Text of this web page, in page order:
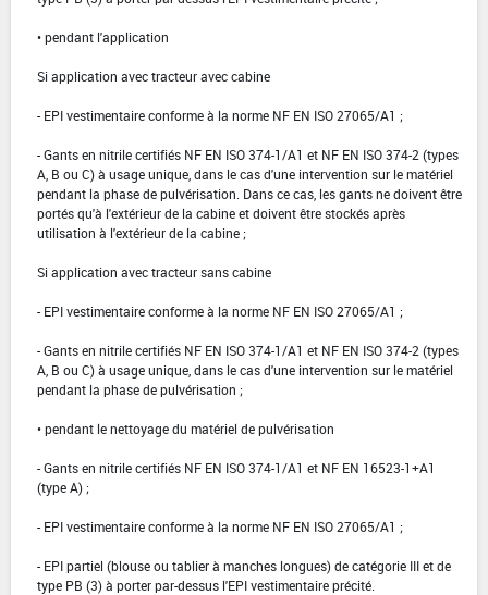
• pendant l'application
Si application avec tracteur avec cabine
- EPI vestimentaire conforme à la norme NF EN ISO 27065/A1 ;
- Gants en nitrile certifiés NF EN ISO 374-1/A1 et NF EN ISO 374-2 (types
A, B ou C) à usage unique, dans le cas d'une intervention sur le matériel
pendant la phase de pulvérisation. Dans ce cas, les gants ne doivent être
portés qu'à l'extérieur de la cabine et doivent être stockés après
utilisation à l'extérieur de la cabine ;
Si application avec tracteur sans cabine
- EPI vestimentaire conforme à la norme NF EN ISO 27065/A1 ;
- Gants en nitrile certifiés NF EN ISO 374-1/A1 et NF EN ISO 374-2 (types
A, B ou C) à usage unique, dans le cas d'une intervention sur le matériel
pendant la phase de pulvérisation ;
• pendant le nettoyage du matériel de pulvérisation
- Gants en nitrile certifiés NF EN ISO 374-1/A1 et NF EN 16523-1+A1
(type A) ;
- EPI vestimentaire conforme à la norme NF EN ISO 27065/A1 ;
- EPI partiel (blouse ou tablier à manches longues) de catégorie III et de
type PB (3) à porter par-dessus l'EPI vestimentaire précité.